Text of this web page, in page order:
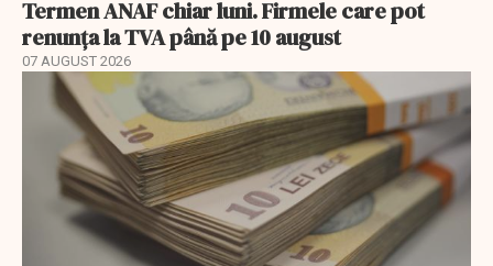
Termen ANAF chiar luni. Firmele care pot
renunța la TVA până pe 10 august
07 AUGUST 2026